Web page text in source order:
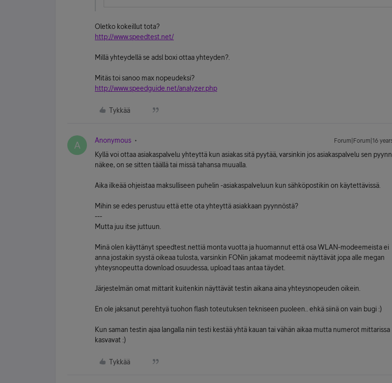
Oletko kokeillut tota?
http://www.speedtest.net/
Millä yhteydellä se adsl boxi ottaa yhteyden?.
Mitäs toi sanoo max nopeudeksi?
http://www.speedguide.net/analyzer.php
Tykkää
A Anonymous Forum|Forum|16
Kyllä voi ottaa asiakaspalvelu yhteyttä kun asiakas sitä pyytää, varsinkin jos asiakaspalvelu sen
näkee, on se sitten täällä tai missä tahansa muualla.
Aika ilkeää ohjeistaa maksulliseen puhelin -asiakaspalveluun kun sähköpostikin on käytettävissä.
Mihin se edes perustuu että ette ota yhteyttä asiakkaan pyynnöstä?
---
Mutta juu itse juttuun.
Minä olen käyttänyt speedtest.nettiä monta vuotta ja huomannut että osa WLAN-modeemeista ei
anna jostakin syystä oikeaa tulosta, varsinkin FONin jakamat modeemit näyttävät jopa alle megan
yhteysnopeutta download osuudessa, upload taas antaa täydet.
Järjestelmän omat mittarit kuitenkin näyttävät testin aikana aina yhteysnopeuden oikein.
En ole jaksanut perehtyä tuohon flash toteutuksen tekniseen puoleen.. ehkä siinä on vain bugi :)
Kun saman testin ajaa langalla niin testi kestää yhtä kauan tai vähän aikaa mutta numerot mittarissa
kasvavat :)
Tykkää